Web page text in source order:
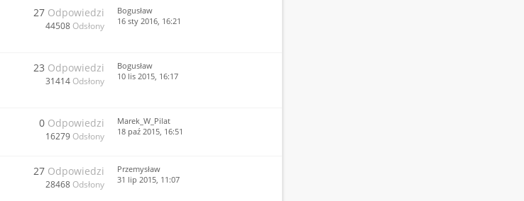
27 Odpowiedzi
44508 Odsłony
Bogusław
16 sty 2016, 16:21
23 Odpowiedzi
31414 Odsłony
Bogusław
10 lis 2015, 16:17
0 Odpowiedzi
16279 Odsłony
Marek_W_Pilat
18 paź 2015, 16:51
27 Odpowiedzi
28468 Odsłony
Przemysław
31 lip 2015, 11:07